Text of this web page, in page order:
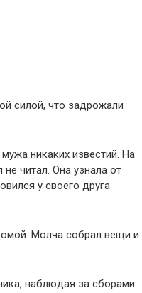
силой, что задрожали
никаких известий. На
читал. Она узнала от
у своего друга
Молча собрал вещи и
наблюдая за сборами.